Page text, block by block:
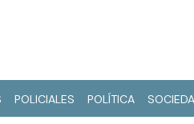
POLICIALES POLÍTICA